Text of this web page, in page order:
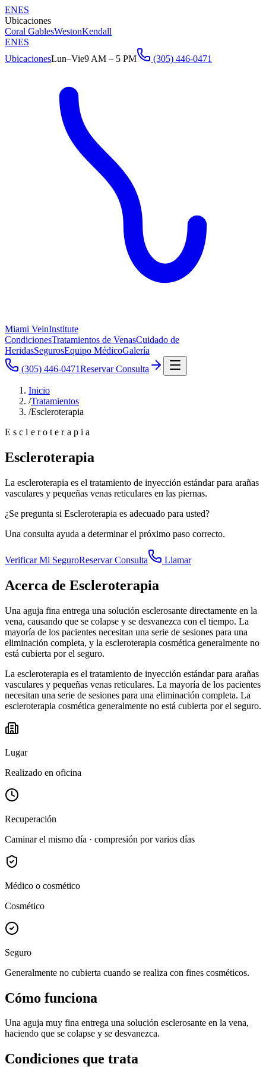
ENES
Ubicaciones
Coral GablesWestonKendall
ENES
UbicacionesLun–Vie9 AM – 5 PM (305) 446-0471
Miami VeinInstitute
CondicionesTratamientos de VenasCuidado de
HeridasSegurosEquipo MédicoGalería
(305) 446-0471Reservar Consulta
Inicio
/Tratamientos
/Escleroterapia
Escleroterapia
Escleroterapia
La escleroterapia es el tratamiento de inyección estándar para arañas
vasculares y pequeñas venas reticulares en las piernas.
¿Se pregunta si Escleroterapia es adecuado para usted?
Una consulta ayuda a determinar el próximo paso correcto.
Verificar Mi SeguroReservar Consulta Llamar
Acerca de Escleroterapia
Una aguja fina entrega una solución esclerosante directamente en la
vena, causando que se colapse y se desvanezca con el tiempo. La
mayoría de los pacientes necesitan una serie de sesiones para una
eliminación completa, y la escleroterapia cosmética generalmente no
está cubierta por el seguro.
La escleroterapia es el tratamiento de inyección estándar para arañas
vasculares y pequeñas venas reticulares. La mayoría de los pacientes
necesitan una serie de sesiones para una eliminación completa. La
escleroterapia cosmética generalmente no está cubierta por el seguro.
Lugar
Realizado en oficina
Recuperación
Caminar el mismo día · compresión por varios días
Médico o cosmético
Cosmético
Seguro
Generalmente no cubierta cuando se realiza con fines cosméticos.
Cómo funciona
Una aguja muy fina entrega una solución esclerosante en la vena,
haciendo que se colapse y se desvanezca.
Condiciones que trata